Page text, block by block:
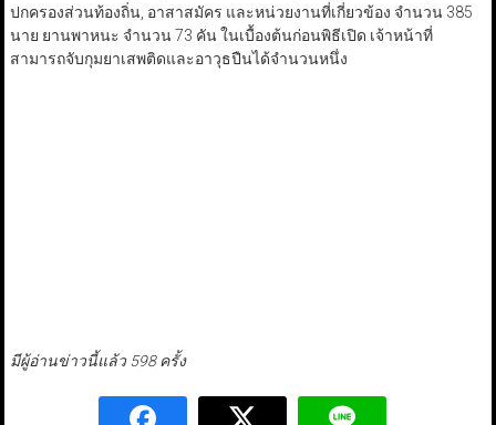
ปกครองส่วนท้องถิ่น, อาสาสมัคร และหน่วยงานที่เกี่ยวข้อง จำนวน 385
นาย ยานพาหนะ จำนวน 73 คัน ในเบื้องต้นก่อนพิธีเปิด เจ้าหน้าที่
สามารถจับกุมยาเสพติดและอาวุธปืนได้จำนวนหนึ่ง
มีผู้อ่านข่าวนี้แล้ว 598 ครั้ง